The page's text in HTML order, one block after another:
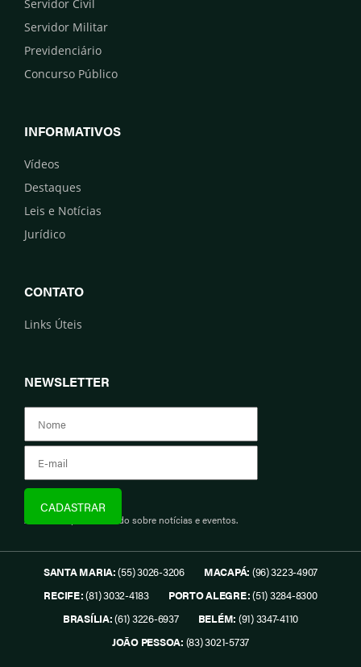
Servidor Civil
Servidor Militar
Previdenciário
Concurso Público
INFORMATIVOS
Vídeos
Destaques
Leis e Notícias
Jurídico
CONTATO
Links Úteis
NEWSLETTER
Assine e fique informado sobre notícias e eventos.
SANTA MARIA:(55) 3026-3206 MACAPÁ: (96) 3223-4907
RECIFE:(81) 3032-4183 PORTO ALEGRE:(51) 3284-8300
BRASÍLIA:(61) 3226-6937 BELÉM: (91) 3347-4110
JOÃO PESSOA: (83) 3021-5737